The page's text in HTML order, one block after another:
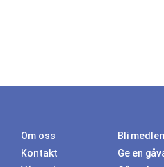
Om oss Bli
Kontakt
Ge en